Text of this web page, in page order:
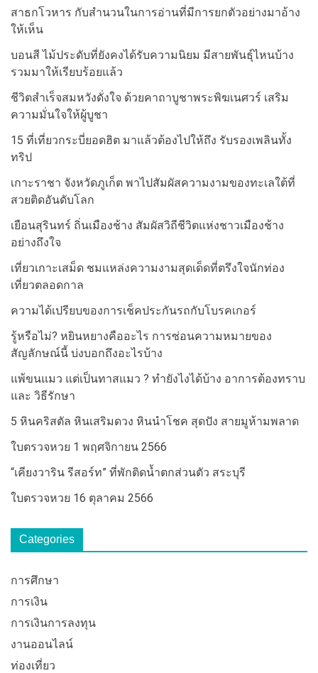
สาธกโวหาร กับสำนวนในการอ่านที่มีการยกตัวอย่างมาอ้าง
ให้เห็น
บอนสี ไม้ประดับที่ยังคงได้รับความนิยม มีสายพันธุ์ไหนบ้าง
รวมมาให้เรียบร้อยแล้ว
ชีวิตสำเร็จสมหวังดั่งใจ ด้วยคาถาบูชาพระพิฆเนศวร์ เสริม
ความมั่นใจให้ผู้บูชา
15 ที่เที่ยวกระบี่ยอดฮิต มาแล้วต้องไปให้ถึง รับรองเพลินทั้ง
ทริป
เกาะราชา จังหวัดภูเก็ต พาไปสัมผัสความงามของทะเลใต้ที่
สวยติดอันดับโลก
เยือนสุรินทร์ ถิ่นเมืองช้าง สัมผัสวิถีชีวิตแห่งชาวเมืองช้าง
อย่างถึงใจ
เที่ยวเกาะเสม็ด ชมแหล่งความงามสุดเด็ดที่ตรึงใจนักท่อง
เที่ยวตลอดกาล
ความได้เปรียบของการเช็คประกันรถกับโบรคเกอร์
รู้หรือไม่? หยินหยางคืออะไร การซ่อนความหมายของ
สัญลักษณ์นี้ บ่งบอกถึงอะไรบ้าง
แพ้ขนแมว แต่เป็นทาสแมว ? ทำยังไงได้บ้าง อาการต้องทราบ
และ วิธีรักษา
5 หินคริสตัล หินเสริมดวง หินนำโชค สุดปัง สายมูห้ามพลาด
ใบตรวจหวย 1 พฤศจิกายน 2566
“เคียงวาริน รีสอร์ท” ที่พักติดน้ำตกส่วนตัว สระบุรี
ใบตรวจหวย 16 ตุลาคม 2566
Categories
การศึกษา
การเงิน
การเงินการลงทุน
งานออนไลน์
ท่องเที่ยว